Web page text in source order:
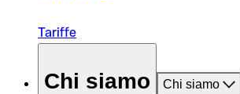
Tariffe
Chi siamo Chi siamo